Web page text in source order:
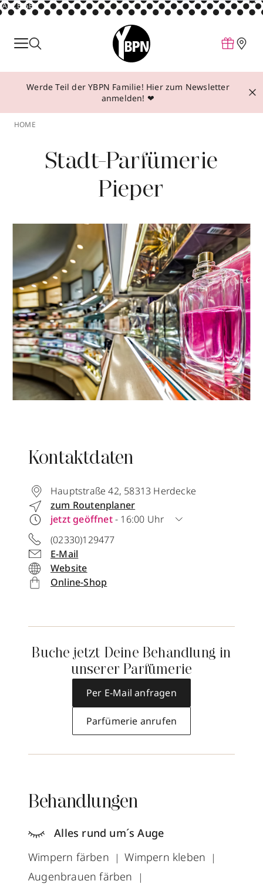
ANZEIGE
Parfum
Make-up
Behandlungen
Über YBPN
Werde Teil der YBPN Familie! Hier zum Newsletter
anmelden! ❤
HOME
Stadt-Parfümerie
Pieper
Kontaktdaten
Hauptstraße 42, 58313 Herdecke
zum Routenplaner
jetzt geöffnet- 16:00 Uhr
(02330)129477
E-Mail
Website
Online-Shop
Buche jetzt Deine Behandlung in
unserer Parfümerie
Per E-Mail anfragen
Parfümerie anrufen
Behandlungen
Alles rund um´s Auge
Wimpern färben
Wimpern kleben
Augenbrauen färben